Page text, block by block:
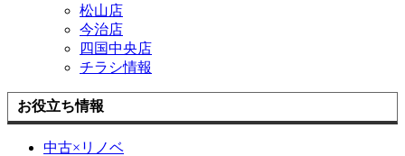
松山店
今治店
四国中央店
チラシ情報
お役立ち情報
中古×リノベ